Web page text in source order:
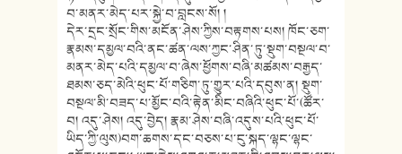
བ་མནར་མེད་པར་སྐྱེ་བ་བླངས་སོ། །
དེར་དྲང་སྲོང་གིས་མངོན་ཤེས་ཀྱིས་བརྟགས་པས། ཁོང་ཅག་
རྣམས་དམྱལ་བའི་ནང་ཚན་ལས་ཀྱང་ཤིན་ཏུ་སྡུག་བསྔལ་བ་
མནར་མེད་པའི་དམྱལ་བ་ཞེས་ཕྱོགས་བཞི་མཚམས་བརྒྱད་
ཐམས་ཅད་མེའི་ཕུང་པོ་གཅིག་ཏུ་གྱུར་པའི་དབུས་ན། སྡུག་
བསྔལ་མི་བཟད་པ་མྱོང་བའི་རྟེན་མིང་བཞིའི་ཕུང་པོ་(ཚོར་
བ། འདུ་ཤེས། འདུ་བྱེད། རྣམ་ཤེས་བཞི་འདུས་པའི་ཕུང་པོ་
ཡིད་ཀྱི་ལུས)བག་ཆགས་དང་བཅས་པ་ངུ་སྐད་ལྷང་ལྷང་